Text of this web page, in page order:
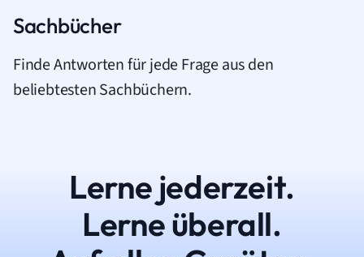
Sachbücher
Finde Antworten für jede Frage aus den
beliebtesten Sachbüchern.
Lerne jederzeit.
Lerne überall.